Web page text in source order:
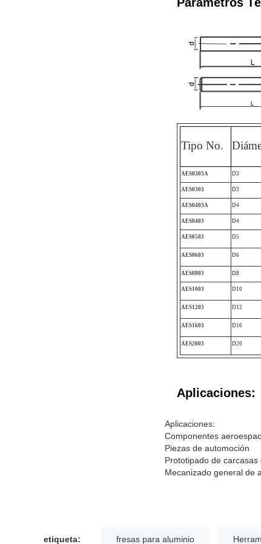
Tipo No.
AES0303A D3
AES0303 D3
AES0403A D4
AES0403 D4
AES0503 D5
AES0603 D6
AES0803 D8
AES1003 D10
AES1203 D12
AES1603 D16
AES2003 D20
Aplicaciones:
Aplicaciones:
Componentes
Piezas de automoción
Prototipado de carcasas
Mecanizado general de
etiqueta: fresas para aluminio